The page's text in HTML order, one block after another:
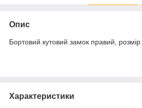
Опис
Бортовий кутовий замок правий,
Характеристики